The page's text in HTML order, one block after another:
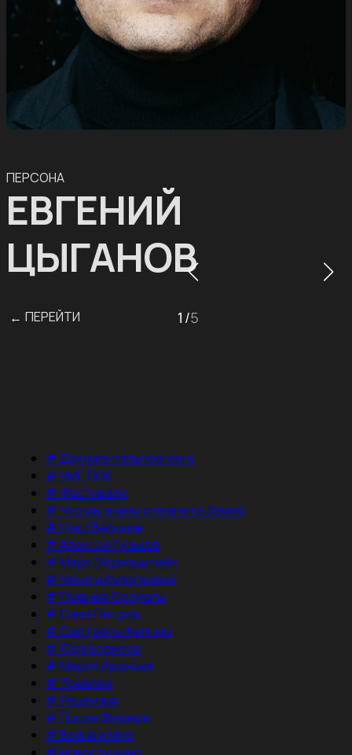
ПЕРСОНА
ЕВГЕНИЙ
ЦЫГАНОВ
← ПЕРЕЙТИ 1 /5
#Документальное кино
#НМГ ДОК
#Фестивали
#Что мы знаем о планете Земля
#Цикл Великие
#Алексей Гуськов
#Марк Эйдельштейн
#Никита Кологривый
#Главные Сериалы
#Саша Петров
#Смотреть фильмы
#Юра Борисов
#Мария Аронова
# Трейлер
#Рецензия
#После Фишера
#Война и Мир
#Новости кино